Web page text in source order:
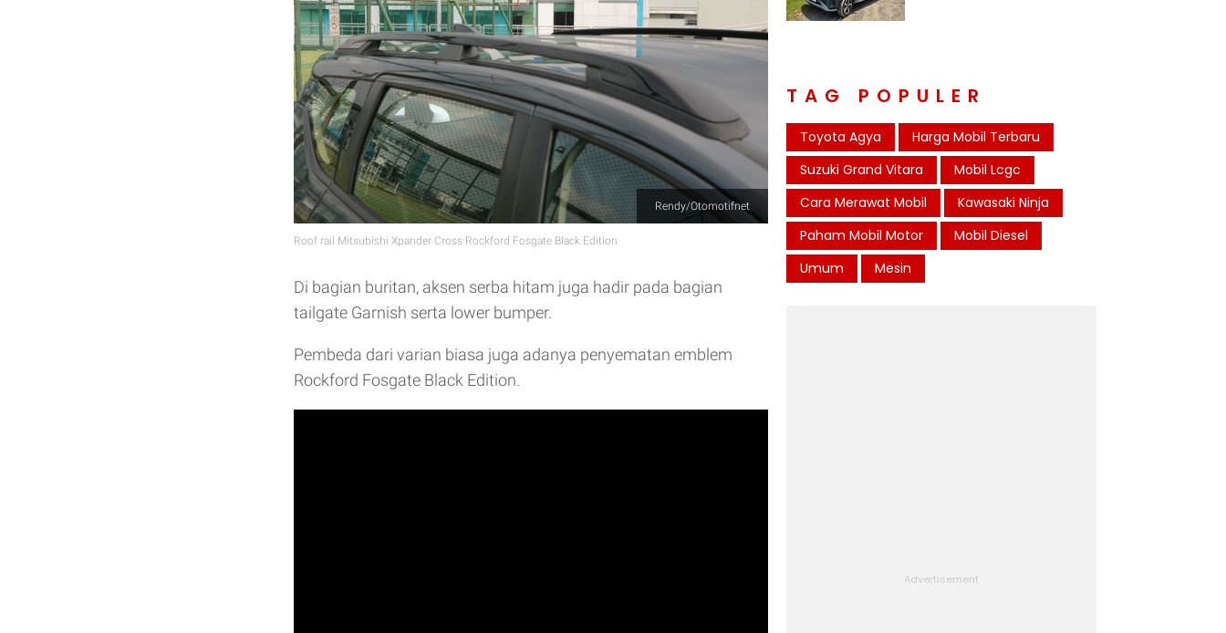
Rendy/Otomotifnet
Roof rail Mitsubishi Xpander Cross Rockford Fosgate Black Edition
Di bagian buritan, aksen serba hitam juga hadir pada bagian
tailgate Garnish serta lower bumper.
Pembeda dari varian biasa juga adanya penyematan emblem
Rockford Fosgate Black Edition.
TAG POPULER
Toyota Agya
Harga Mobil Terbaru
Suzuki Grand Vitara
Mobil Lcgc
Cara Merawat Mobil
Kawasaki Ninja
Paham Mobil Motor
Mobil Diesel
Umum
Mesin